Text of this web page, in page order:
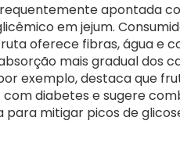
apontada
em jejum.
oferece fibras, água e
mais gradual dos
exemplo, destaca que
diabetes e sugere
mitigar picos de